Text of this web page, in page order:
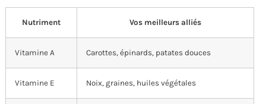
Nutriment Vos meilleurs alliés
Vitamine A Carottes, épinards, patates douces
Vitamine E Noix, graines, huiles végétales